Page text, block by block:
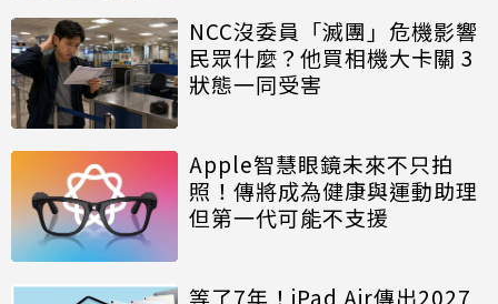
NCC沒委員「滅團」危機影響
民眾什麼？他買相機大卡關 3
狀態一同受害
Apple智慧眼鏡未來不只拍
照！傳將成為健康與運動助理
但第一代可能不支援
等了7年！iPad Air傳出2027